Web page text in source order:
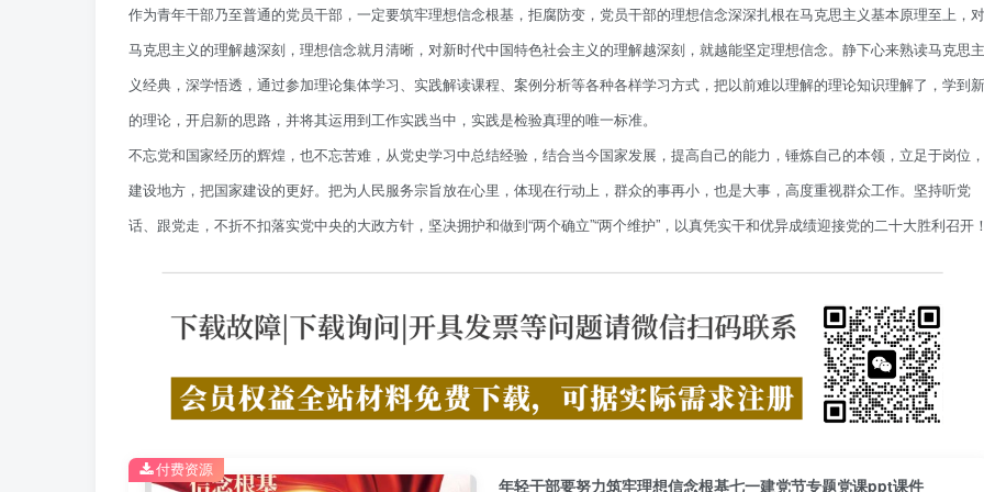
作为青年干部乃至普通的党员干部，一定要筑牢理想信念根基，拒腐防变，党员干部的理想信念深深扎根在马克思主义基本原理至上，对
马克思主义的理解越深刻，理想信念就月清晰，对新时代中国特色社会主义的理解越深刻，就越能坚定理想信念。静下心来熟读马克思主
义经典，深学悟透，通过参加理论集体学习、实践解读课程、案例分析等各种各样学习方式，把以前难以理解的理论知识理解了，学到新
的理论，开启新的思路，并将其运用到工作实践当中，实践是检验真理的唯一标准。
不忘党和国家经历的辉煌，也不忘苦难，从党史学习中总结经验，结合当今国家发展，提高自己的能力，锤炼自己的本领，立足于岗位，
建设地方，把国家建设的更好。把为人民服务宗旨放在心里，体现在行动上，群众的事再小，也是大事，高度重视群众工作。坚持听党
话、跟党走，不折不扣落实党中央的大政方针，坚决拥护和做到“两个确立”“两个维护”，以真凭实干和优异成绩迎接党的二十大胜利召开！
年轻干部要努力筑牢理想信念根基七一建党节专题党课ppt课件
付费资源